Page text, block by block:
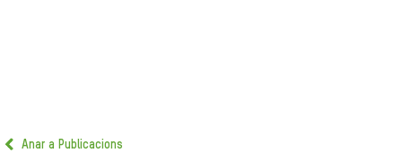
Anar a Publicacions